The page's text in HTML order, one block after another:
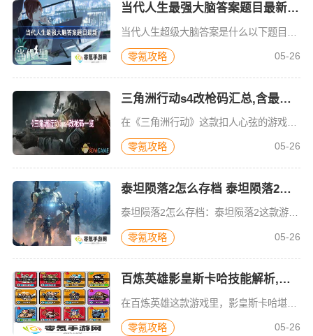
当代人生最强大脑答案题目最新 当代人生最强大脑(问题)答案题目2023
零氪攻略 05-26
三角洲行动s4改枪码汇总,含最新枪码
在《三角洲行动》这款扣人心弦的游戏里，S4赛季的改枪码成了众多玩家瞩目的核心。改枪能依照各异的战斗需求，塑造出独一无二且威力更强的武器。当下，游戏中的武器系统愈发丰富多样，不同的地图场景和任务类型，对
零氪攻略 05-26
泰坦陨落2怎么存档 泰坦陨落2存档位置说明一览
泰坦陨落2怎么存档：泰坦陨落2这款游戏无法手动存档，只能自动存档。在游戏中，我们按照系统提示，把本关给通关当我们把本关给通关后，在载入下一关界面处，右下角就会出现存档图标，游戏就自动存档了我们还可以切
零氪攻略 05-26
百炼英雄影皇斯卡哈技能解析,你知道吗
在百炼英雄这款游戏里，影皇斯卡哈堪称极具特色的角色。其技能多样且强力，在游戏的诸多战斗场景中都能发挥关键作用。她的存在为玩家们带来了丰富的战术选择和精彩的战斗体验。影皇斯卡哈凭借独特的技能机制，能在战
零氪攻略 05-26